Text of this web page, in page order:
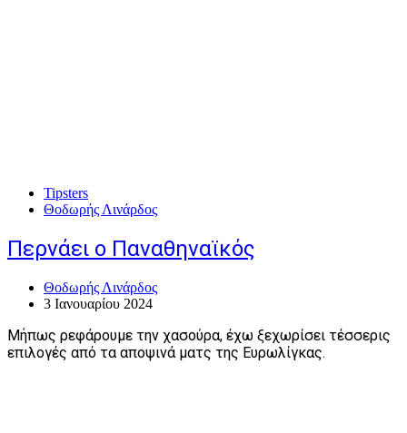
Tipsters
Θοδωρής Λινάρδος
Περνάει ο Παναθηναϊκός
Θοδωρής Λινάρδος
3 Ιανουαρίου 2024
Μήπως ρεφάρουμε την χασούρα, έχω ξεχωρίσει τέσσερις
επιλογές από τα αποψινά ματς της Ευρωλίγκας.